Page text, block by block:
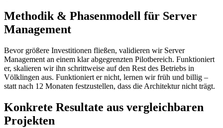
Methodik & Phasenmodell für Server
Management
Bevor größere Investitionen fließen, validieren wir Server
Management an einem klar abgegrenzten Pilotbereich. Funktioniert
er, skalieren wir ihn schrittweise auf den Rest des Betriebs in
Völklingen aus. Funktioniert er nicht, lernen wir früh und billig –
statt nach 12 Monaten festzustellen, dass die Architektur nicht trägt.
Konkrete Resultate aus vergleichbaren
Projekten